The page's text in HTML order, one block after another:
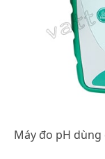
Máy đo pH